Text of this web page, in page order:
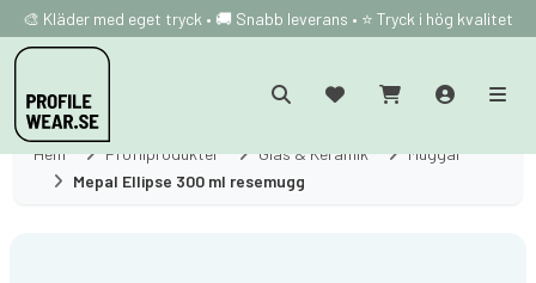
🎨 Kläder med eget tryck • 🚚 Snabb leverans • ⭐ Tryck i hög kvalitet
Hem Profilprodukter Glas & Keramik
Muggar
Mepal Ellipse 300 ml resemugg